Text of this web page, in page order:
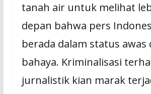
tanah air untuk melihat
depan bahwa pers
berada dalam status awas
bahaya. Kriminalisasi
jurnalistik kian marak